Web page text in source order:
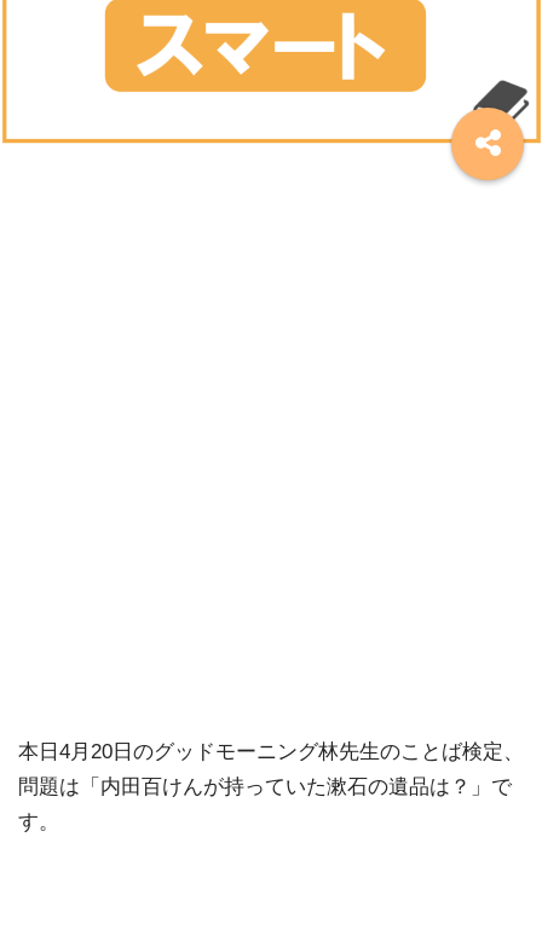
本日4月20日のグッドモーニング林先生のことば検定、
問題は「内田百けんが持っていた漱石の遺品は？」で
す。